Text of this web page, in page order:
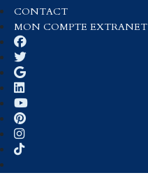
CONTACT
MON COMPTE EXTRANET